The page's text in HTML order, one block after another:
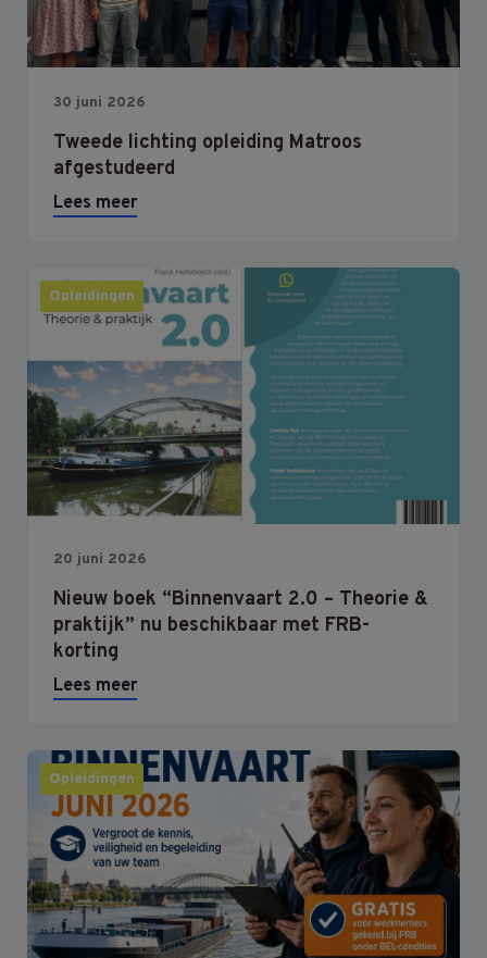
30 juni 2026
Tweede lichting opleiding Matroos
afgestudeerd
Lees meer
Opleidingen
20 juni 2026
Nieuw boek “Binnenvaart 2.0 – Theorie &
praktijk” nu beschikbaar met FRB-
korting
Lees meer
Opleidingen